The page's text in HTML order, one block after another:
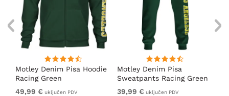
Motley Denim Pisa Hoodie
Racing Green
49,99 € uključen PDV
Motley Denim Pisa
Sweatpants Racing Green
39,99 € uključen PDV